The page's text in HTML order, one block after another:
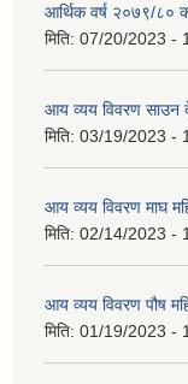
आर्थिक वर्ष २०७९/८०
मिति: 07/20/2023 -
आय व्यय विवरण साउन
मिति: 03/19/2023 -
आय व्यय विवरण माघ
मिति: 02/14/2023 -
आय व्यय विवरण पौष
मिति: 01/19/2023 -